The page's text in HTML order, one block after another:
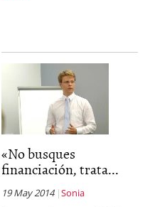
«No busques
financiación, trata...
19 May 2014 Sonia